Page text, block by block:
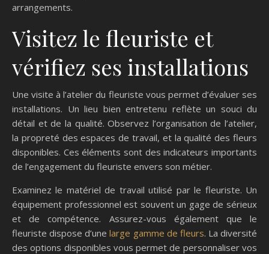
arrangements.
Visitez le fleuriste et
vérifiez ses installations
Une visite à l’atelier du fleuriste vous permet d’évaluer ses
installations. Un lieu bien entretenu reflète un souci du
détail et de la qualité. Observez l’organisation de l’atelier,
la propreté des espaces de travail, et la qualité des fleurs
disponibles. Ces éléments sont des indicateurs importants
de l’engagement du fleuriste envers son métier.
Examinez le matériel de travail utilisé par le fleuriste. Un
équipement professionnel est souvent un gage de sérieux
et de compétence. Assurez-vous également que le
fleuriste dispose d’unelarge gamme de fleurs. La diversité
des options disponibles vous permet de personnaliser vos